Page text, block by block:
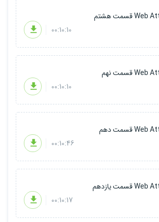
00:10:10
00:10:10
00:10:46
00:10:17